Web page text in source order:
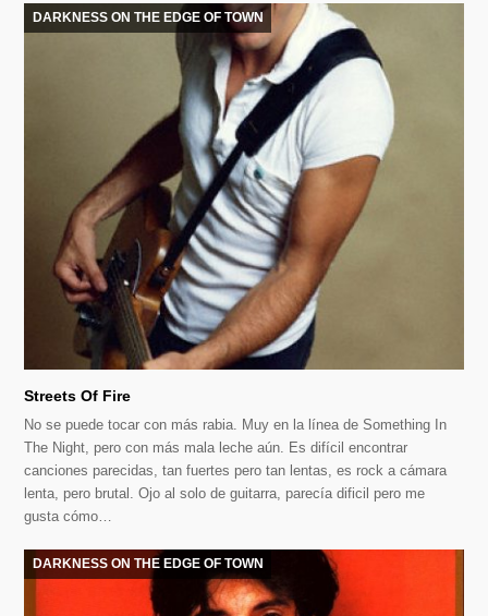
DARKNESS ON THE EDGE OF TOWN
Streets Of Fire
No se puede tocar con más rabia. Muy en la línea de Something In
The Night, pero con más mala leche aún. Es difícil encontrar
canciones parecidas, tan fuertes pero tan lentas, es rock a cámara
lenta, pero brutal. Ojo al solo de guitarra, parecía dificil pero me
gusta cómo…
DARKNESS ON THE EDGE OF TOWN